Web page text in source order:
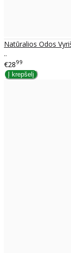
Natūralios Odos
..
€2899